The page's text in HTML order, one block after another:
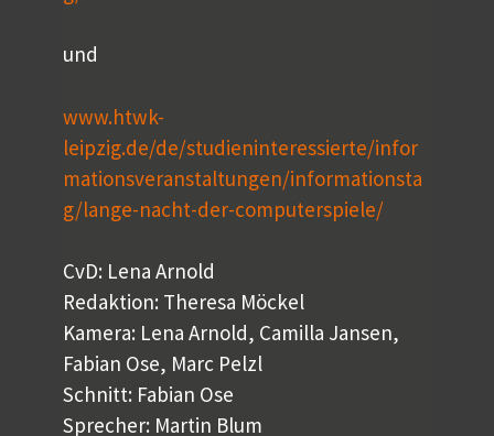
und
www.htwk-
leipzig.de/de/studieninteressierte/infor
mationsveranstaltungen/informationsta
g/lange-nacht-der-computerspiele/
CvD: Lena Arnold
Redaktion: Theresa Möckel
Kamera: Lena Arnold, Camilla Jansen,
Fabian Ose, Marc Pelzl
Schnitt: Fabian Ose
Sprecher: Martin Blum